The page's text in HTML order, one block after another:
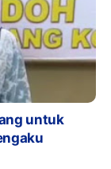
untuk